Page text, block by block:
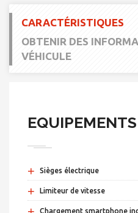
CARACTÉRISTIQUES
OBTENIR DES
VÉHICULE
EQUIPEMENTS
+ Sièges électrique
+ Limiteur de vitesse
Chargement smartphone